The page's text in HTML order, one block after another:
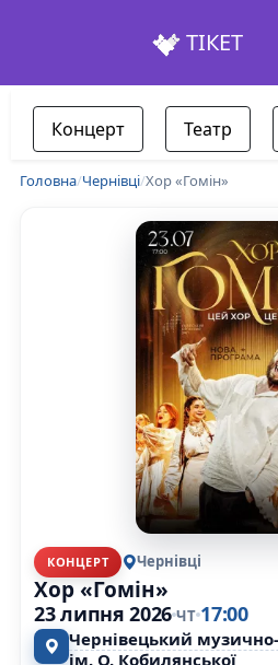
ТІКЕТ
Концерт Театр
Головна/Чернівці/Хор «Гомін»
КОНЦЕРТ Чернівці
Хор «Гомін»
23 липня 2026 ЧТ 17:00
Чернівецький
ім. О. Кобилянської